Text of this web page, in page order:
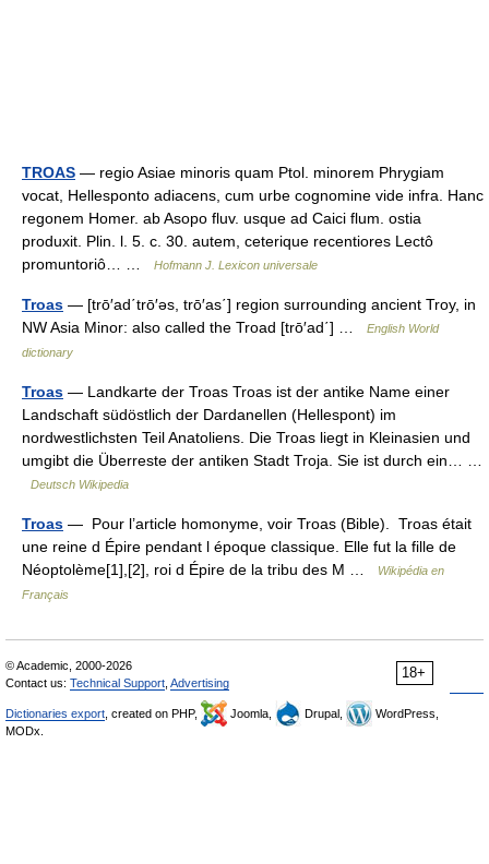
TROAS — regio Asiae minoris quam Ptol. minorem Phrygiam
vocat, Hellesponto adiacens, cum urbe cognomine vide infra. Hanc
regonem Homer. ab Asopo fluv. usque ad Caici flum. ostia
produxit. Plin. l. 5. c. 30. autem, ceterique recentiores Lectô
promuntoriô… …
Hofmann J. Lexicon universale
Troas — [trō′ad΄trō′əs, trō′as΄] region surrounding ancient Troy, in
NW Asia Minor: also called the Troad [trō′ad΄] …
English World
dictionary
Troas — Landkarte der Troas Troas ist der antike Name einer
Landschaft südöstlich der Dardanellen (Hellespont) im
nordwestlichsten Teil Anatoliens. Die Troas liegt in Kleinasien und
umgibt die Überreste der antiken Stadt Troja. Sie ist durch ein… …
Deutsch Wikipedia
Troas — Pour l’article homonyme, voir Troas (Bible). Troas était
une reine d Épire pendant l époque classique. Elle fut la fille de
Néoptolème[1],[2], roi d Épire de la tribu des M …
Wikipédia en
Français
18+
© Academic, 2000-2026
Contact us: Technical Support Advertising
Dictionaries export , created on PHP, Joomla, Drupal,
WordPress,
MODx.